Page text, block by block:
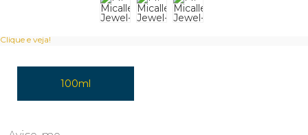
Clique e veja!
100ml